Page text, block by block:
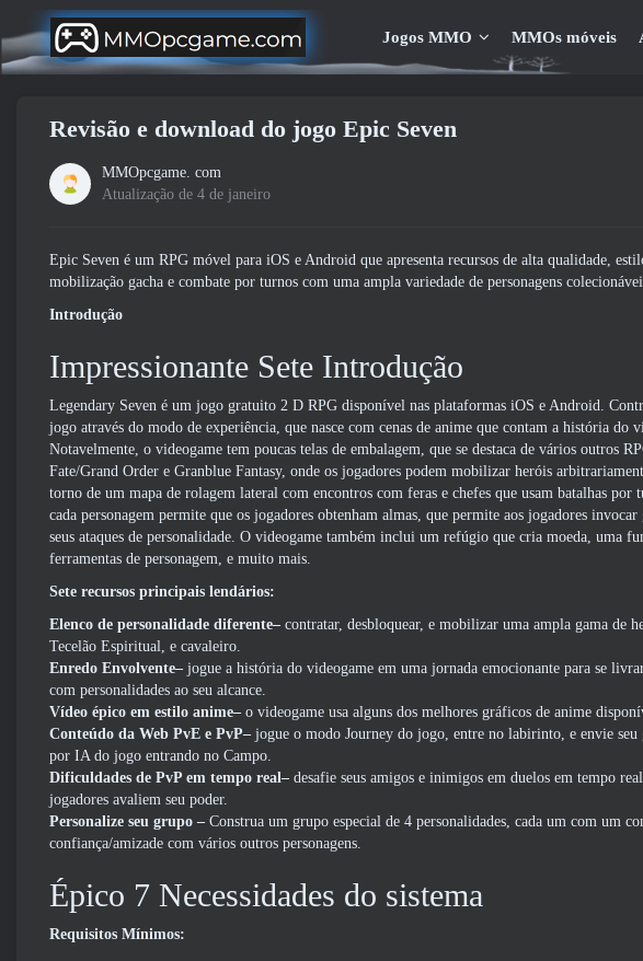
Jogos MMO MMOs móveis
Revisão e download do jogo Epic Seven
MMOpcgame. com
Atualização de 4 de janeiro
Epic Seven é um RPG móvel para iOS e Android que apresenta recursos de alta qualidade,
mobilização gacha e combate por turnos com uma ampla variedade de personagens
Introdução
Impressionante Sete Introdução
Legendary Seven é um jogo gratuito 2 D RPG disponível nas plataformas iOS e Android.
jogo através do modo de experiência, que nasce com cenas de anime que contam a história do
Notavelmente, o videogame tem poucas telas de embalagem, que se destaca de vários outros
Fate/Grand Order e Granblue Fantasy, onde os jogadores podem mobilizar heróis
torno de um mapa de rolagem lateral com encontros com feras e chefes que usam batalhas
cada personagem permite que os jogadores obtenham almas, que permite aos jogadores
seus ataques de personalidade. O videogame também inclui um refúgio que cria moeda, uma
ferramentas de personagem, e muito mais.
Sete recursos principais lendários:
Elenco de personalidade diferente– contratar, desbloquear, e mobilizar uma ampla gama de
Tecelão Espiritual, e cavaleiro.
Enredo Envolvente– jogue a história do videogame em uma jornada emocionante para se
com personalidades ao seu alcance.
Vídeo épico em estilo anime– o videogame usa alguns dos melhores gráficos de anime
Conteúdo da Web PvE e PvP– jogue o modo Journey do jogo, entre no labirinto, e envie
por IA do jogo entrando no Campo.
Dificuldades de PvP em tempo real– desafie seus amigos e inimigos em duelos em tempo
jogadores avaliem seu poder.
Personalize seu grupo – Construa um grupo especial de 4 personalidades, cada um com um
confiança/amizade com vários outros personagens.
Épico 7 Necessidades do sistema
Requisitos Mínimos: